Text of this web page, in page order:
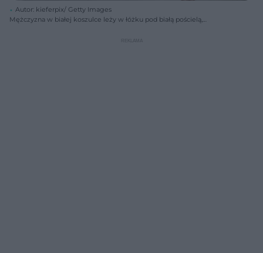
Autor: kieferpix/ Getty Images
Mężczyzna w białej koszulce leży w łóżku pod białą pościelą,
widać nocną szafkę. Obraz symbolizuje chroniczne zmęczenie i